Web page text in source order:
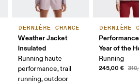
DERNIÈRE CHANCE
Weather Jacket
Insulated
Running haute
performance, trail
running, outdoor
DERNIÈRE
Year of the
Running
245,00 €